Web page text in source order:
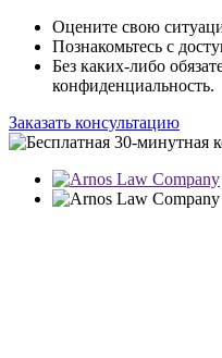
Оцените свою
Познакомьтесь с
Без каких-либо
конфиденциальность.
Заказать консультацию